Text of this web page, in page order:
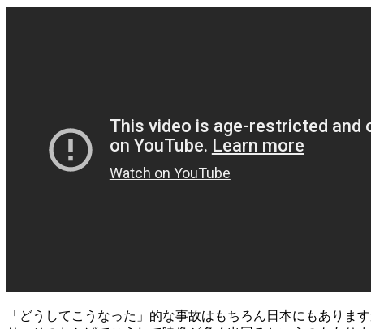
「どうしてこうなった」的な事故はもちろん日本にもあり